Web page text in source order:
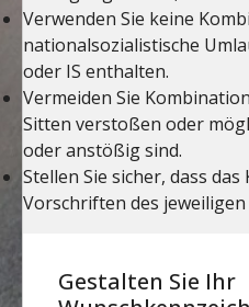
Gestalten Sie Ihr